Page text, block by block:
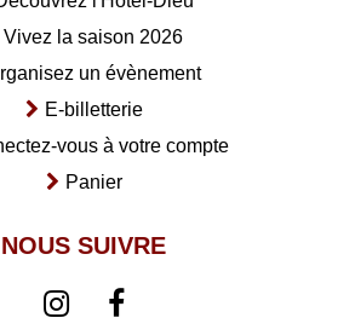
Vivez la saison 2026
un évènement
E-billetterie
vous à votre compte
Panier
NOUS SUIVRE